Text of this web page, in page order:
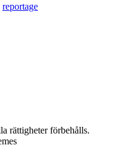
reportage
rättigheter förbehålls.